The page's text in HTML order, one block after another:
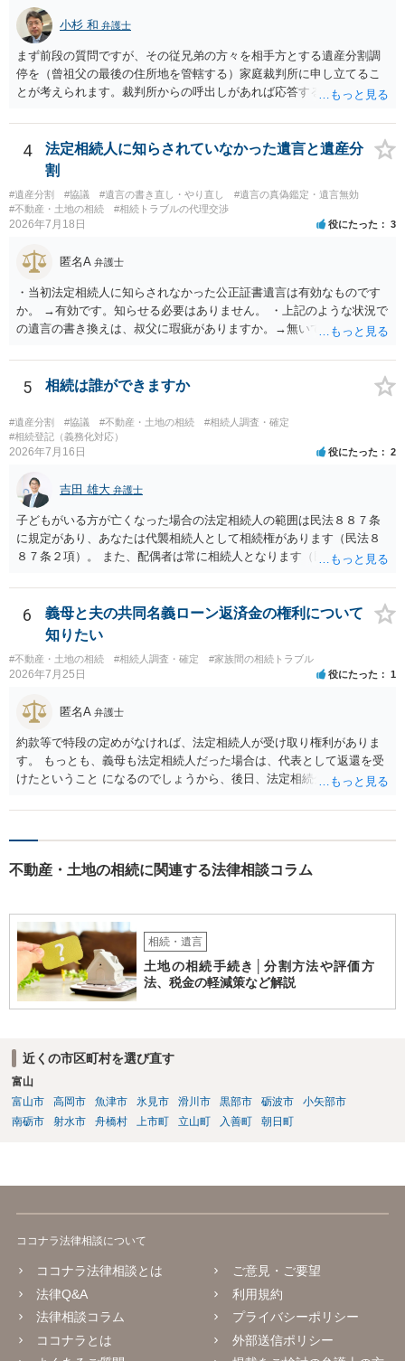
言えると思います。
小杉 和 弁護士
まず前段の質問ですが、その従兄弟の方々を相手方とする遺産分割調
停を（曾祖父の最後の住所地を管轄する）家庭裁判所に申し立てるこ
とが考えられます。裁判所からの呼出しがあれば応答する可能性がま
能と思われます。時間が思った以上にないので必要書類をてきぱきと
揃える必要があります。その点是非御注意ください。
4
法定相続人に知らされていなかった遺言と遺産分
割
#遺産分割 #協議 #遺言の書き直し・やり直し
#遺言の真偽鑑定・遺言無効
#不動産・土地の相続
#相続トラブルの代理交渉
2026年7月18日 役にたった 3
匿名A 弁護士
・当初法定相続人に知らされなかった公正証書遺言は有効なものです
か。 →有効です。知らせる必要はありません。 ・上記のような状況で
の遺言の書き換えは、叔父に瑕疵がありますか。→無いです。 ・分割
ますか。 →本人が自由に決められますので、どこが妥当とは言えない
です。客観的な基準もありません。 ・できれば穏やかに、分割を拒否
することはできますか。 →分割を拒否するということは、遺産はいら
ないということでしょうか。遺言で、受取を指定されててもいらない
と拒否することはできます。理由を説明する必要はありません。
5 相続は誰ができますか
#遺産分割 #協議 #不動産・土地の相続
#相続人調査・確定
#相続登記（義務化対応）
2026年7月16日 役にたった 2
吉田 雄大 弁護士
子どもがいる方が亡くなった場合の法定相続人の範囲は民法８８７条
に規定があり、あなたは代襲相続人として相続権があります（民法８
８７条２項）。 また、配偶者は常に相続人となります（民法８９０
も相続権があります。つまり、孫５人に加えて「おじ又はおば」にも
相続権がある可能性があります。
6
義母と夫の共同名義ローン返済金の権利について
知りたい
#不動産・土地の相続 #相続人調査・確定 #家族間の相続トラブル
2026年7月25日 役にたった 1
匿名A 弁護士
約款等で特段の定めがなければ、法定相続人が受け取り権利がありま
す。 もっとも、義母も法定相続人だった場合は、代表として返還を受
けたということ になるのでしょうから、後日、法定相続分に基づいて
不動産・土地の相続に関連する法律相談コラム
相続・遺言
土地の相続手続き│分割方法や評価方
法、税金の軽減策など解説
近くの市区町村を選び直す
富山
富山市
高岡市 魚津市 氷見市 滑川市 黒部市 砺波市
小矢部市
南砺市
射水市 舟橋村 上市町 立山町 入善町 朝日町
ココナラ法律相談について
ココナラ法律相談とは
法律Q&A
法律相談コラム
ココナラとは
ご意見・ご要望
利用規約
プライバシーポリシー
外部送信ポリシー